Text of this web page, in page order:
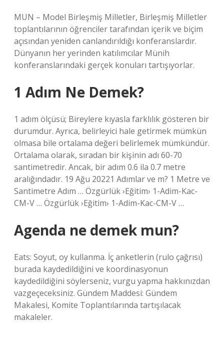
MUN – Model Birleşmiş Milletler, Birleşmiş Milletler
toplantılarının öğrenciler tarafından içerik ve biçim
açısından yeniden canlandırıldığı konferanslardır.
Dünyanın her yerinden katılımcılar Münih
konferanslarındaki gerçek konuları tartışıyorlar.
1 Adım Ne Demek?
1 adım ölçüsü; Bireylere kıyasla farklılık gösteren bir
durumdur. Ayrıca, belirleyici hale getirmek mümkün
olmasa bile ortalama değeri belirlemek mümkündür.
Ortalama olarak, sıradan bir kişinin adı 60-70
santimetredir. Ancak, bir adım 0.6 ila 0.7 metre
aralığındadır. 19 Ağu 20221 Adımlar ve m? 1 Metre ve
Santimetre Adım … Özgürlük ›Eğitim› 1-Adim-Kac-
CM-V … Özgürlük ›Eğitim› 1-Adim-Kac-CM-V …
Agenda ne demek mun?
Eats: Soyut, oy kullanma. İç anketlerin (rulo çağrısı)
burada kaydedildiğini ve koordinasyonun
kaydedildiğini söylerseniz, vurgu yapma hakkınızdan
vazgeçeceksiniz. Gündem Maddesi: Gündem
Makalesi, Komite Toplantılarında tartışılacak
makaleler.